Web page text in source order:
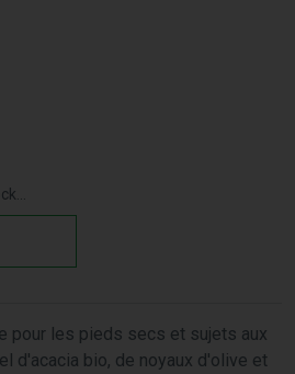
pour les pieds secs et sujets aux
d'acacia bio, de noyaux d'olive et